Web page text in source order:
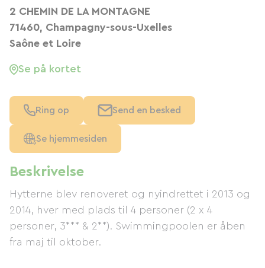
Beskrivelse
Hytterne blev renoveret og nyindrettet i 2013 og
2014, hver med plads til 4 personer (2 x 4
personer, 3*** & 2**). Swimmingpoolen er åben
fra maj til oktober.
2 CHEMIN DE LA MONTAGNE
71460, Champagny-sous-Uxelles
Saône et Loire
Se på kortet
Ring op Send en besked
Se hjemmesiden